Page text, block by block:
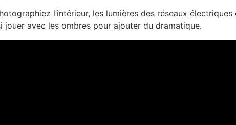
l’intérieur, les lumières des réseaux
jouer avec les ombres pour ajouter du dramatique.